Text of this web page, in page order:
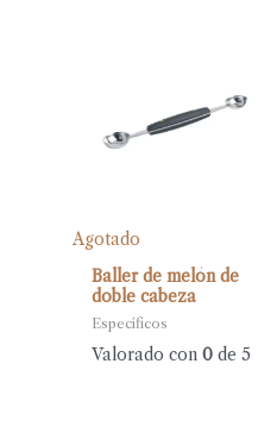
Agotado
Baller de melón de
doble cabeza
Específicos
Valorado con0 de 5